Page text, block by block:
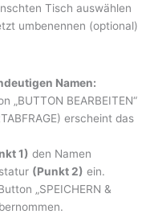
Tisch auswählen
umbenennen (optional)
Namen:
„BUTTON BEARBEITEN“
erscheint das
1) den Namen
(Punkt 2) ein.
„SPEICHERN &